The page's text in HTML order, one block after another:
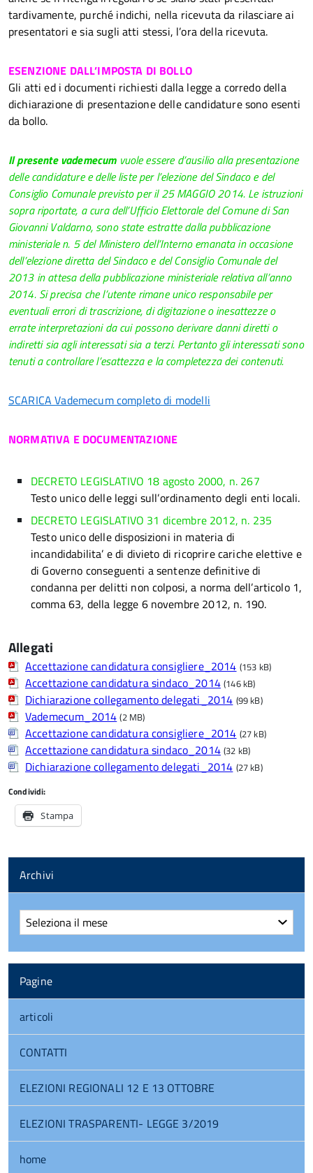
tardivamente, purché indichi, nella ricevuta da rilasciare ai
presentatori e sia sugli atti stessi, l’ora della ricevuta.
ESENZIONE DALL’IMPOSTA DI BOLLO
Gli atti ed i documenti richiesti dalla legge a corredo della
dichiarazione di presentazione delle candidature sono esenti
da bollo.
Il presente vademecumvuole essere d’ausilio alla presentazione
delle candidature e delle liste per l’elezione del Sindaco e del
Consiglio Comunale previsto per il 25 MAGGIO 2014. Le istruzioni
sopra riportate, a cura dell’Ufficio Elettorale del Comune di San
Giovanni Valdarno, sono state estratte dalla pubblicazione
ministeriale n. 5 del Ministero dell’Interno emanata in occasione
dell’elezione diretta del Sindaco e del Consiglio Comunale del
2013 in attesa della pubblicazione ministeriale relativa all’anno
2014. Si precisa che l’utente rimane unico responsabile per
eventuali errori di trascrizione, di digitazione o inesattezze o
errate interpretazioni da cui possono derivare danni diretti o
indiretti sia agli interessati sia a terzi. Pertanto gli interessati sono
tenuti a controllare l’esattezza e la completezza dei contenuti.
SCARICA Vademecum completo di modelli
NORMATIVA E DOCUMENTAZIONE
DECRETO LEGISLATIVO 18 agosto 2000, n. 267
Testo unico delle leggi sull’ordinamento degli enti locali.
DECRETO LEGISLATIVO 31 dicembre 2012, n. 235
Testo unico delle disposizioni in materia di
incandidabilita’ e di divieto di ricoprire cariche elettive e
di Governo conseguenti a sentenze definitive di
condanna per delitti non colposi, a norma dell’articolo 1,
comma 63, della legge 6 novembre 2012, n. 190.
Allegati
Accettazione candidatura consigliere_2014 (153 kB)
Accettazione candidatura sindaco_2014 (146 kB)
Dichiarazione collegamento delegati_2014 (99 kB)
Vademecum_2014 (2 MB)
Accettazione candidatura consigliere_2014 (27 kB)
Accettazione candidatura sindaco_2014 (32 kB)
Dichiarazione collegamento delegati_2014 (27 kB)
Condividi:
Stampa
Archivi
Archivi
Pagine
articoli
CONTATTI
ELEZIONI REGIONALI 12 E 13 OTTOBRE
ELEZIONI TRASPARENTI- LEGGE 3/2019
home